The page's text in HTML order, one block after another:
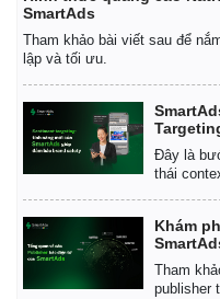
SmartAds
Tham khảo bài viết sau để
lập và tối ưu.
Đây là
thái
Khám
Tham
publisher